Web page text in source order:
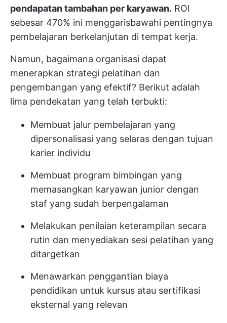
pendapatan tambahan per karyawan. ROI
sebesar 470% ini menggarisbawahi pentingnya
pembelajaran berkelanjutan di tempat kerja.
Namun, bagaimana organisasi dapat
menerapkan strategi pelatihan dan
pengembangan yang efektif? Berikut adalah
lima pendekatan yang telah terbukti:
Membuat jalur pembelajaran yang
dipersonalisasi yang selaras dengan tujuan
karier individu
Membuat program bimbingan yang
memasangkan karyawan junior dengan
staf yang sudah berpengalaman
Melakukan penilaian keterampilan secara
rutin dan menyediakan sesi pelatihan yang
ditargetkan
Menawarkan penggantian biaya
pendidikan untuk kursus atau sertifikasi
eksternal yang relevan